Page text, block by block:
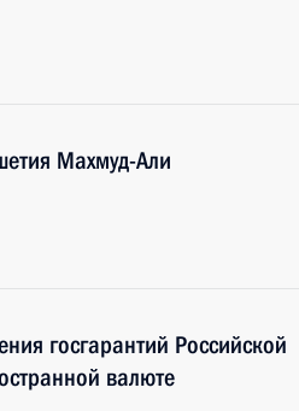
Махмуд-Али
госгарантий Российской
валюте